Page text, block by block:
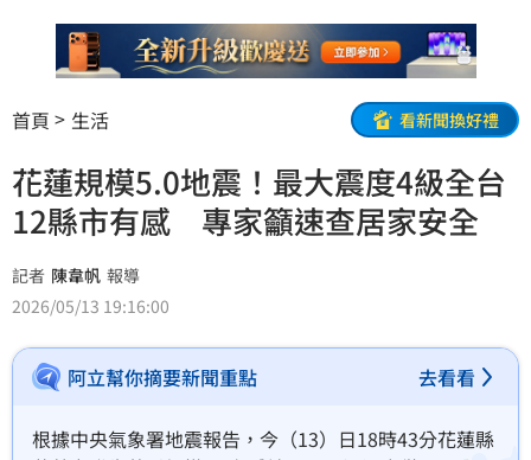
首頁 生活 看新聞換好禮
花蓮規模5.0地震！最大震度4級全台
12縣市有感 專家籲速查居家安全
記者 陳韋帆 報導
2026/05/13 19:16:00
阿立幫你摘要新聞重點 去看看
根據中央氣象署地震報告，今（13）日18時43分花蓮縣